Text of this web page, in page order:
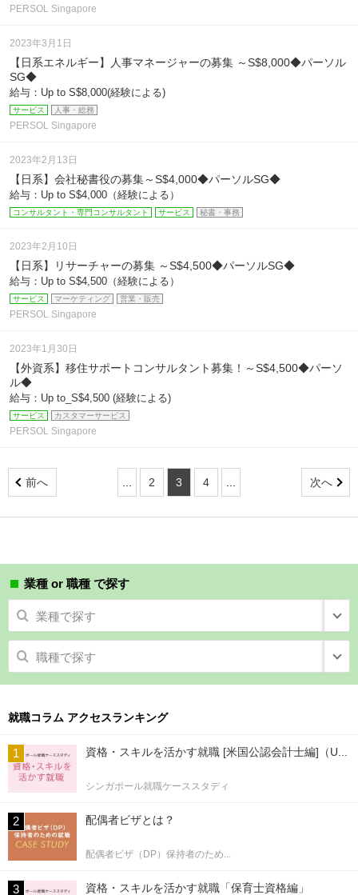
PERSOL Singapore
【日系エネルギー】人事マネージャーの募集 ～S$8,000◆パーソル
SG◆
給与：Up to S$8,000(経験による)
サービス 人事・総務
2023年3月1日
PERSOL Singapore
【日系】会社秘書役の募集～S$4,000◆パーソルSG◆
給与：Up to S$4,000（経験による）
コンサルタント・専門コンサルタント サービス 秘書・事務
2023年2月13日
【日系】リサーチャーの募集 ～S$4,500◆パーソルSG◆
給与：Up to S$4,500（経験による）
サービス マーケティング 営業・販売
2023年2月10日
PERSOL Singapore
【外資系】移住サポートコンサルタント募集！～S$4,500◆パーソ
ル◆
給与：Up to_S$4,500 (経験による)
サービス カスタマーサービス
2023年1月30日
PERSOL Singapore
前へ 2 3 4 次へ
業種 or 職種 で探す
業種で探す
職種で探す
就職コラム アクセスランキング
資格・スキルを活かす就職 [米国公認会計士編]（U...
シンガポール就職ケーススタディ
配偶者ビザとは？
配偶者ビザ（DP）保持者のため...
資格・スキルを活かす就職「保育士資格編」